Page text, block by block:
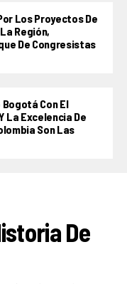
Los Proyectos De
Región,
De Congresistas
Con El
La Excelencia De
Son Las
De